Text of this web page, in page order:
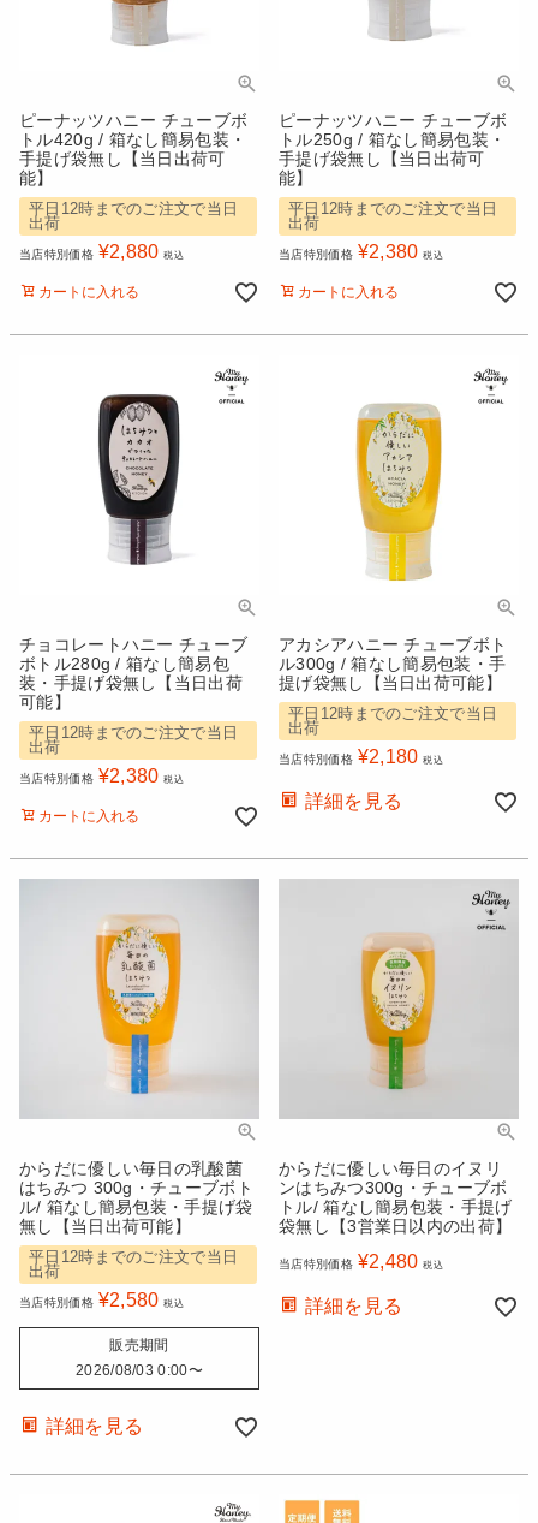
ピーナッツハニー チューブボ
トル420g / 箱なし簡易包装・
手提げ袋無し【当日出荷可
能】
平日12時までのご注文で当日
出荷
当店特別価格 ¥2,880 税込
カートに入れる
ピーナッツハニー チューブボ
トル250g / 箱なし簡易包装・
手提げ袋無し【当日出荷可
能】
平日12時までのご注文で当日
出荷
当店特別価格 ¥2,380 税込
カートに入れる
チョコレートハニー チューブ
ボトル280g / 箱なし簡易包
装・手提げ袋無し【当日出荷
可能】
平日12時までのご注文で当日
出荷
当店特別価格 ¥2,380 税込
カートに入れる
アカシアハニー チューブボト
ル300g / 箱なし簡易包装・手
提げ袋無し【当日出荷可能】
平日12時までのご注文で当日
出荷
当店特別価格 ¥2,180 税込
詳細を見る
からだに優しい毎日の乳酸菌
はちみつ 300g・チューブボト
ル/ 箱なし簡易包装・手提げ袋
無し【当日出荷可能】
平日12時までのご注文で当日
出荷
当店特別価格 ¥2,580 税込
販売期間
2026/08/03 0:00〜
詳細を見る
からだに優しい毎日のイヌリ
ンはちみつ300g・チューブボ
トル/ 箱なし簡易包装・手提げ
袋無し【3営業日以内の出荷】
当店特別価格 ¥2,480 税込
詳細を見る